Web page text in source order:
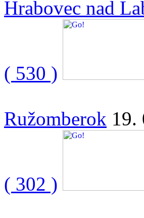
Hrabovec nad
( 530 )
Ružomberok 19.
( 302 )